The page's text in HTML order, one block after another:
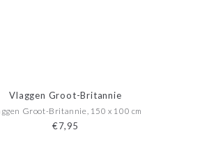
Vlaggen Groot-Britannie
Groot-Britannie, 150 x 100 cm
€7,95